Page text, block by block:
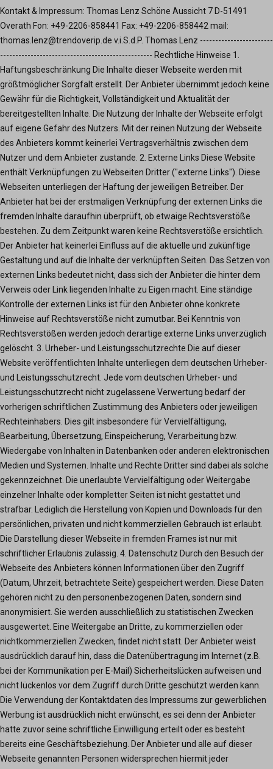
Kontakt & Impressum: Thomas Lenz Schöne Aussicht 7 D-51491
Overath Fon: +49-2206-858441 Fax: +49-2206-858442 mail:
thomas.lenz@trendoverip.de v.i.S.d.P. Thomas Lenz ------------------------
-------------------------------------------------- Rechtliche Hinweise 1.
Haftungsbeschränkung Die Inhalte dieser Webseite werden mit
größtmöglicher Sorgfalt erstellt. Der Anbieter übernimmt jedoch keine
Gewähr für die Richtigkeit, Vollständigkeit und Aktualität der
bereitgestellten Inhalte. Die Nutzung der Inhalte der Webseite erfolgt
auf eigene Gefahr des Nutzers. Mit der reinen Nutzung der Webseite
des Anbieters kommt keinerlei Vertragsverhältnis zwischen dem
Nutzer und dem Anbieter zustande. 2. Externe Links Diese Website
enthält Verknüpfungen zu Webseiten Dritter ("externe Links"). Diese
Webseiten unterliegen der Haftung der jeweiligen Betreiber. Der
Anbieter hat bei der erstmaligen Verknüpfung der externen Links die
fremden Inhalte daraufhin überprüft, ob etwaige Rechtsverstöße
bestehen. Zu dem Zeitpunkt waren keine Rechtsverstöße ersichtlich.
Der Anbieter hat keinerlei Einfluss auf die aktuelle und zukünftige
Gestaltung und auf die Inhalte der verknüpften Seiten. Das Setzen von
externen Links bedeutet nicht, dass sich der Anbieter die hinter dem
Verweis oder Link liegenden Inhalte zu Eigen macht. Eine ständige
Kontrolle der externen Links ist für den Anbieter ohne konkrete
Hinweise auf Rechtsverstöße nicht zumutbar. Bei Kenntnis von
Rechtsverstößen werden jedoch derartige externe Links unverzüglich
gelöscht. 3. Urheber- und Leistungsschutzrechte Die auf dieser
Website veröffentlichten Inhalte unterliegen dem deutschen Urheber-
und Leistungsschutzrecht. Jede vom deutschen Urheber- und
Leistungsschutzrecht nicht zugelassene Verwertung bedarf der
vorherigen schriftlichen Zustimmung des Anbieters oder jeweiligen
Rechteinhabers. Dies gilt insbesondere für Vervielfältigung,
Bearbeitung, Übersetzung, Einspeicherung, Verarbeitung bzw.
Wiedergabe von Inhalten in Datenbanken oder anderen elektronischen
Medien und Systemen. Inhalte und Rechte Dritter sind dabei als solche
gekennzeichnet. Die unerlaubte Vervielfältigung oder Weitergabe
einzelner Inhalte oder kompletter Seiten ist nicht gestattet und
strafbar. Lediglich die Herstellung von Kopien und Downloads für den
persönlichen, privaten und nicht kommerziellen Gebrauch ist erlaubt.
Die Darstellung dieser Webseite in fremden Frames ist nur mit
schriftlicher Erlaubnis zulässig. 4. Datenschutz Durch den Besuch der
Webseite des Anbieters können Informationen über den Zugriff
(Datum, Uhrzeit, betrachtete Seite) gespeichert werden. Diese Daten
gehören nicht zu den personenbezogenen Daten, sondern sind
anonymisiert. Sie werden ausschließlich zu statistischen Zwecken
ausgewertet. Eine Weitergabe an Dritte, zu kommerziellen oder
nichtkommerziellen Zwecken, findet nicht statt. Der Anbieter weist
ausdrücklich darauf hin, dass die Datenübertragung im Internet (z.B.
bei der Kommunikation per E-Mail) Sicherheitslücken aufweisen und
nicht lückenlos vor dem Zugriff durch Dritte geschützt werden kann.
Die Verwendung der Kontaktdaten des Impressums zur gewerblichen
Werbung ist ausdrücklich nicht erwünscht, es sei denn der Anbieter
hatte zuvor seine schriftliche Einwilligung erteilt oder es besteht
bereits eine Geschäftsbeziehung. Der Anbieter und alle auf dieser
Webseite genannten Personen widersprechen hiermit jeder